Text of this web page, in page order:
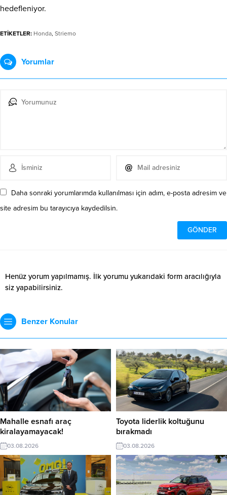
hedefleniyor.
ETİKETLER: Honda, Striemo
Yorumlar
Daha sonraki yorumlarımda kullanılması için adım, e-posta adresim ve
site adresim bu tarayıcıya kaydedilsin.
Henüz yorum yapılmamış. İlk yorumu yukarıdaki form aracılığıyla
siz yapabilirsiniz.
Benzer Konular
Mahalle esnafı araç
kiralayamayacak!
03.08.2026
Toyota liderlik koltuğunu
bırakmadı
03.08.2026